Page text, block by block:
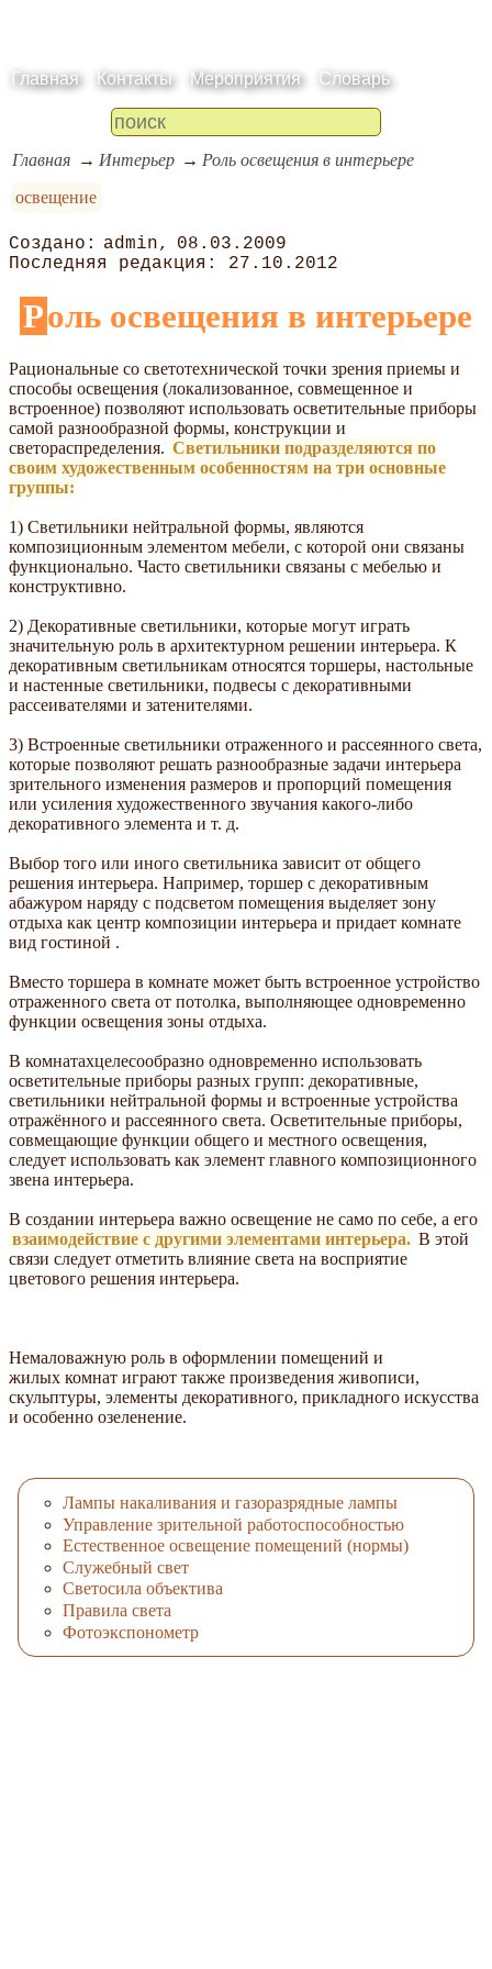
Главная Контакты Мероприятия Словарь
Главная Интерьер
Роль освещения в интерьере
освещение
admin
08.03.2009
27.10.2012
Роль освещения в интерьере
Рациональные со светотехнической точки зрения приемы и
способы освещения (локализованное, совмещенное и
встроенное) позволяют использовать осветительные приборы
самой разнообразной формы, конструкции и
светораспределения. Светильники подразделяются по
своим художественным особенностям на три основные
группы:
1) Светильники нейтральной формы, являются
композиционным элементом мебели, с которой они связаны
функционально. Часто светильники связаны с мебелью и
конструктивно.
2) Декоративные светильники, которые могут играть
значительную роль в архитектурном решении интерьера. К
декоративным светильникам относятся торшеры, настольные
и настенные светильники, подвесы с декоративными
рассеивателями и затенителями.
3) Встроенные светильники отраженного и рассеянного света,
которые позволяют решать разнообразные задачи интерьера
зрительного изменения размеров и пропорций помещения
или усиления художественного звучания какого-либо
декоративного элемента и т. д.
Выбор того или иного светильника зависит от общего
решения интерьера. Например, торшер с декоративным
абажуром наряду с подсветом помещения выделяет зону
отдыха как центр композиции интерьера и придает комнате
вид гостиной .
Вместо торшера в комнате может быть встроенное устройство
отраженного света от потолка, выполняющее одновременно
функции освещения зоны отдыха.
В комнатахцелесообразно одновременно использовать
осветительные приборы разных групп: декоративные,
светильники нейтральной формы и встроенные устройства
отражённого и рассеянного света. Осветительные приборы,
совмещающие функции общего и местного освещения,
следует использовать как элемент главного композиционного
звена интерьера.
В создании интерьера важно освещение не само по себе, а его
взаимодействие с другими элементами интерьера. В этой
связи следует отметить влияние света на восприятие
цветового решения интерьера.
Немаловажную роль в оформлении помещений и
жилых комнат играют также произведения живописи,
скульптуры, элементы декоративного, прикладного искусства
и особенно озеленение.
Лампы накаливания и газоразрядные лампы
Управление зрительной работоспособностью
Естественное освещение помещений (нормы)
Служебный свет
Светосила объектива
Правила света
Фотоэкспонометр